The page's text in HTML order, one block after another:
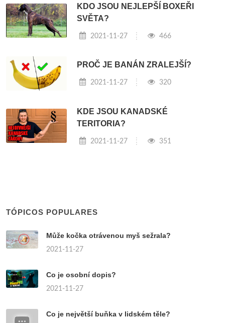
KDO JSOU NEJLEPŠÍ BOXEŘI
SVĚTA?
2021-11-27 466
PROČ JE BANÁN ZRALEJŠÍ?
2021-11-27 320
KDE JSOU KANADSKÉ
TERITORIA?
2021-11-27 351
TÓPICOS POPULARES
Může kočka otrávenou myš sežrala?
2021-11-27
Co je osobní dopis?
2021-11-27
Co je největší buňka v lidském těle?